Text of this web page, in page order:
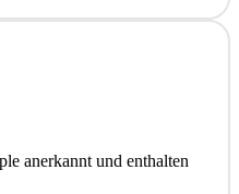
anerkannt und enthalten